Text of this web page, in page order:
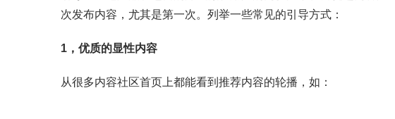
次发布内容，尤其是第一次。列举一些常见的引导方式：
1，优质的显性内容
从很多内容社区首页上都能看到推荐内容的轮播，如：